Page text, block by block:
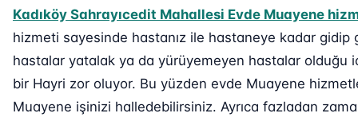
Kadıköy Sahrayıcedit Mahallesi Evde Muayene
hizmeti sayesinde hastanız ile hastaneye kadar gidip
hastalar yatalak ya da yürüyemeyen hastalar olduğu
bir Hayri zor oluyor. Bu yüzden evde Muayene
Muayene işinizi halledebilirsiniz. Ayrıca fazladan